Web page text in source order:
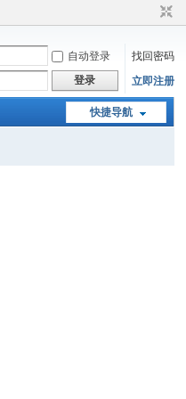
自动登录
找回密码
登录 立即注册
快捷导航